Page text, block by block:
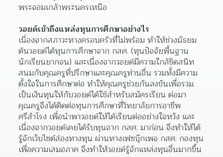
พระจอมเกล้าพระนครเหนือ
วอยด์เข้าถึงแหล่งทุนการศึกษาอย่างไร
เนื่องจากสภาวะทางครอบครัวที่ไม่พร้อม ทำให้ช่วงมัธยม
ต้นวอยด์ได้ทุนการศึกษาจาก กสศ. (ทุนปัจจัยพื้นฐาน
นักเรียนยากจน) และเนื่องจากวอยด์มีความใกล้ชิดสนิท
สนมกับคุณครูที่ปรึกษาและคุณครูท่านอื่น รวมทั้งมีความ
ตั้งใจในการศึกษาต่อ ทำให้คุณครูช่วยกันลงขันเพื่อรวม
เป็นเงินทุนให้กับวอยด์ได้ใช้สำหรับสมัครเรียน ต่อมา
คุณครูจึงได้ติดต่อทุนการศึกษาที่วิทยาลัยการอาชีพ
ศรีสำโรง เพื่อนำพาวอยด์ให้ได้เรียนต่ออย่างใจหวัง และ
เนื่องจากวอยด์เคยได้รับทุนจาก กสศ. มาก่อน จึงทำให้ได้
รู้จักเว็บไซต์ส่องทางทุน ผ่านทางเฟซบุ๊กเพจ กสศ. กองทุน
เพื่อความเสมอภาค จึงทำให้วอยด์รู้จักแหล่งทุนอื่นมากขึ้น